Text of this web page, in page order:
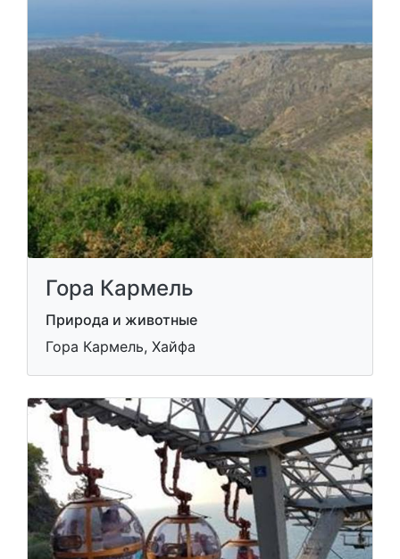
Гора Кармель
Природа и животные
Гора Кармель, Хайфа